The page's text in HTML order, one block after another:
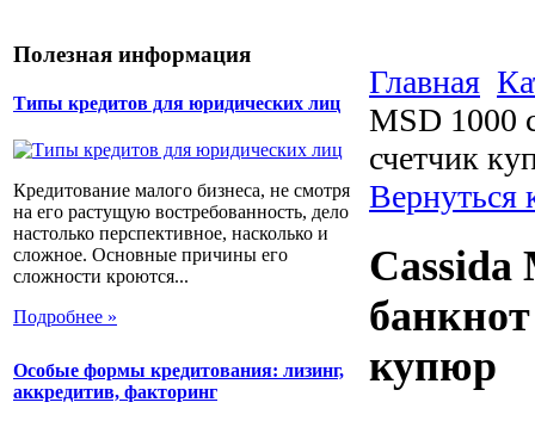
Полезная информация
Типы кредитов для юридических лиц
Кредитование малого бизнеса, не смотря
на его растущую востребованность, дело
настолько перспективное, насколько и
сложное. Основные причины его
сложности кроются...
Подробнее »
Особые формы кредитования: лизинг,
аккредитив, факторинг
Главная
MSD 1000
счетчик
Вернуться
Cassida
купюр